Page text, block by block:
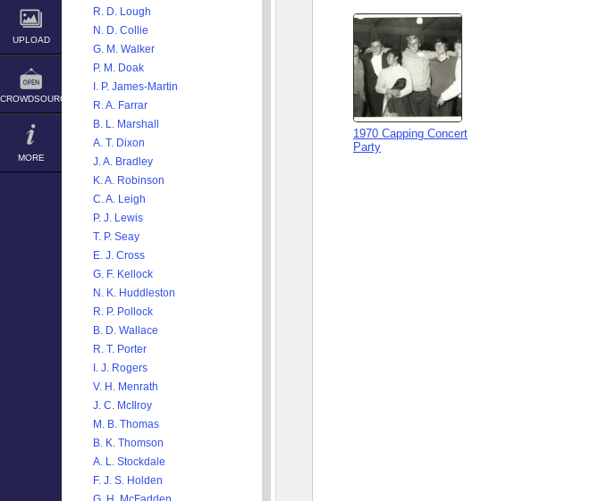
UPLOAD
CROWDSOURCE
MORE
R. D. Lough
N. D. Collie
G. M. Walker
P. M. Doak
I. P. James-Martin
R. A. Farrar
B. L. Marshall
A. T. Dixon
J. A. Bradley
K. A. Robinson
C. A. Leigh
P. J. Lewis
T. P. Seay
E. J. Cross
G. F. Kellock
N. K. Huddleston
R. P. Pollock
B. D. Wallace
R. T. Porter
I. J. Rogers
V. H. Menrath
J. C. McIlroy
M. B. Thomas
B. K. Thomson
A. L. Stockdale
F. J. S. Holden
1970 Capping Concert
Party